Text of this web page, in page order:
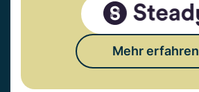
Mehr erfahren